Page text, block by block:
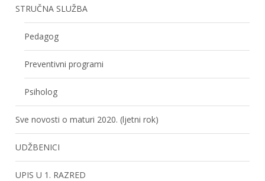
STRUČNA SLUŽBA
Pedagog
Preventivni programi
Psiholog
Sve novosti o maturi 2020. (ljetni rok)
UDŽBENICI
UPIS U 1. RAZRED